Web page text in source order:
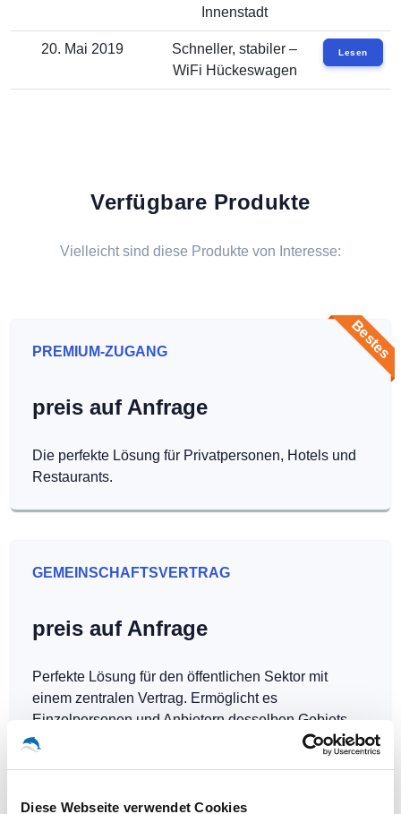
Diese Webseite verwendet Cookies
Innenstadt
20. Mai 2019
Schneller, stabiler –
WiFi Hückeswagen
Lesen
Verfügbare Produkte
Vielleicht sind diese Produkte von Interesse:
Bestes
PREMIUM-ZUGANG
preis auf Anfrage
Die perfekte Lösung für Privatpersonen, Hotels und
Restaurants.
GEMEINSCHAFTSVERTRAG
preis auf Anfrage
Perfekte Lösung für den öffentlichen Sektor mit
einem zentralen Vertrag. Ermöglicht es
Einzelpersonen und Anbietern desselben Gebiets,
Hotspots kostenlos zu betreiben.